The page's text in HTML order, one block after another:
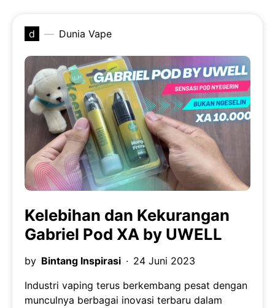
d Dunia Vape
Kelebihan dan Kekurangan
Gabriel Pod XA by UWELL
by Bintang Inspirasi
24 Juni 2023
Industri vaping terus berkembang pesat dengan
munculnya berbagai inovasi terbaru dalam